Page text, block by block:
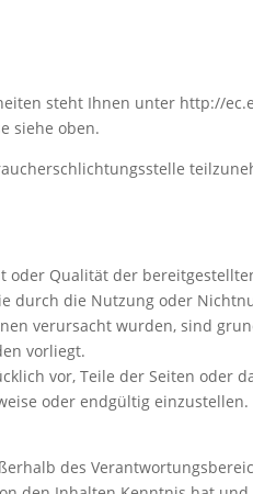
steht Ihnen unter http://
siehe oben.
Qualität der
durch die Nutzung oder
verursacht wurden, sind
vorliegt.
vor, Teile der Seiten oder
oder endgültig einzustellen.
des